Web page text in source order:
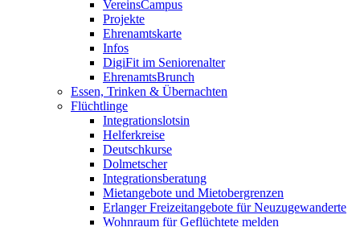
VereinsCampus
Projekte
Ehrenamtskarte
Infos
DigiFit im Seniorenalter
EhrenamtsBrunch
Essen, Trinken & Übernachten
Flüchtlinge
Integrationslotsin
Helferkreise
Deutschkurse
Dolmetscher
Integrationsberatung
Mietangebote und Mietobergrenzen
Erlanger Freizeitangebote für Neuzugewanderte
Wohnraum für Geflüchtete melden